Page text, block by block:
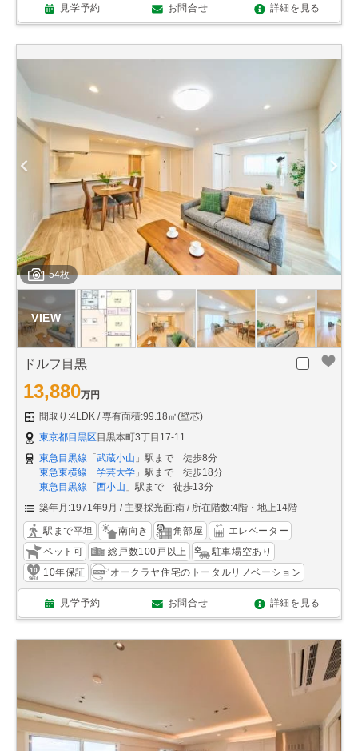
見学予約 お問合せ 詳細を見る
54枚
ドルフ目黒
13,880万円
間取り:4LDK
専有面積:99.18㎡(壁芯)
東京都目黒区目黒本町3丁目17-11
東急目黒線 「武蔵小山 」駅まで 徒歩8分
東急東横線 「学芸大学 」駅まで 徒歩18分
東急目黒線 「西小山 」駅まで 徒歩13分
築年月:1971年9月
主要採光面:南 所在階数:4階・地上14階
駅まで平坦 南向き 角部屋
エレベーター
ペット可
総戸数100戸以上
駐車場空あり
10年保証
オークラヤ住宅のトータルリノベーション
見学予約 お問合せ 詳細を見る